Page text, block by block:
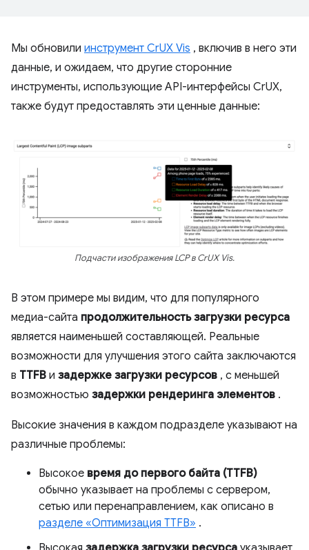
Мы обновили инструмент CrUX Vis , включив в него эти
данные, и ожидаем, что другие сторонние
инструменты, использующие API-интерфейсы CrUX,
также будут предоставлять эти ценные данные:
Подчасти изображения LCP в CrUX Vis.
В этом примере мы видим, что для популярного
медиа-сайта продолжительность загрузки ресурса
является наименьшей составляющей. Реальные
возможности для улучшения этого сайта заключаются
в TTFB и задержке загрузки ресурсов , с меньшей
возможностью задержки рендеринга элементов .
Высокие значения в каждом подразделе указывают на
различные проблемы:
Высокое время до первого байта (TTFB)
обычно указывает на проблемы с сервером,
сетью или перенаправлением, как описано в
разделе «Оптимизация TTFB» .